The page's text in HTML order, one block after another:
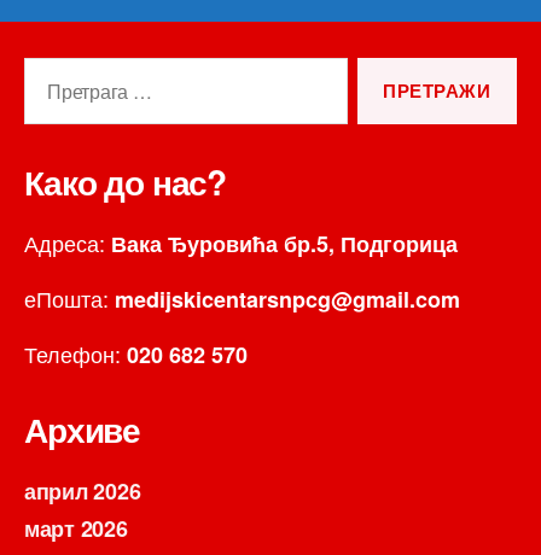
Како до нас?
Адреса: Вака Ђуровића бр.5, Подгорица
еПошта: medijskicentarsnpcg@gmail.com
Телефон: 020 682 570
Архиве
април 2026
март 2026